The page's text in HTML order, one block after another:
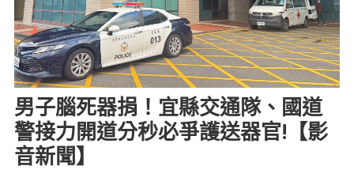
男子腦死器捐！宜縣交通隊、國道
警接力開道分秒必爭護送器官!【影
音新聞】